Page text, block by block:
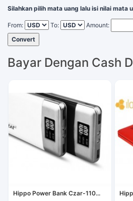
Silahkan pilih mata uang lalu isi nilai mata
From: To:
Amount:
Convert
Bayar Dengan Cash
Hippo Power Bank Czar-110...